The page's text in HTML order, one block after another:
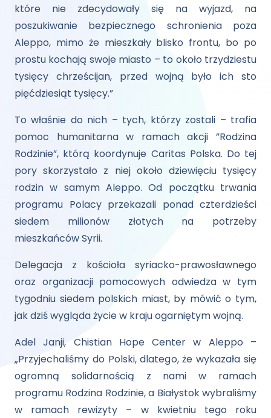
które nie zdecydowały się na wyjazd, na
poszukiwanie bezpiecznego schronienia poza
Aleppo, mimo że mieszkały blisko frontu, bo po
prostu kochają swoje miasto – to około trzydziestu
tysięcy chrześcijan, przed wojną było ich sto
pięćdziesiąt tysięcy.”
To właśnie do nich – tych, którzy zostali – trafia
pomoc humanitarna w ramach akcji ”Rodzina
Rodzinie”, którą koordynuje Caritas Polska. Do tej
pory skorzystało z niej około dziewięciu tysięcy
rodzin w samym Aleppo. Od początku trwania
programu Polacy przekazali ponad czterdzieści
siedem milionów złotych na potrzeby
mieszkańców Syrii.
Delegacja z kościoła syriacko-prawosławnego
oraz organizacji pomocowych odwiedza w tym
tygodniu siedem polskich miast, by mówić o tym,
jak dziś wygląda życie w kraju ogarniętym wojną.
Adel Janji, Chistian Hope Center w Aleppo –
„Przyjechaliśmy do Polski, dlatego, że wykazała się
ogromną solidarnością z nami w ramach
programu Rodzina Rodzinie, a Białystok wybraliśmy
w ramach rewizyty – w kwietniu tego roku